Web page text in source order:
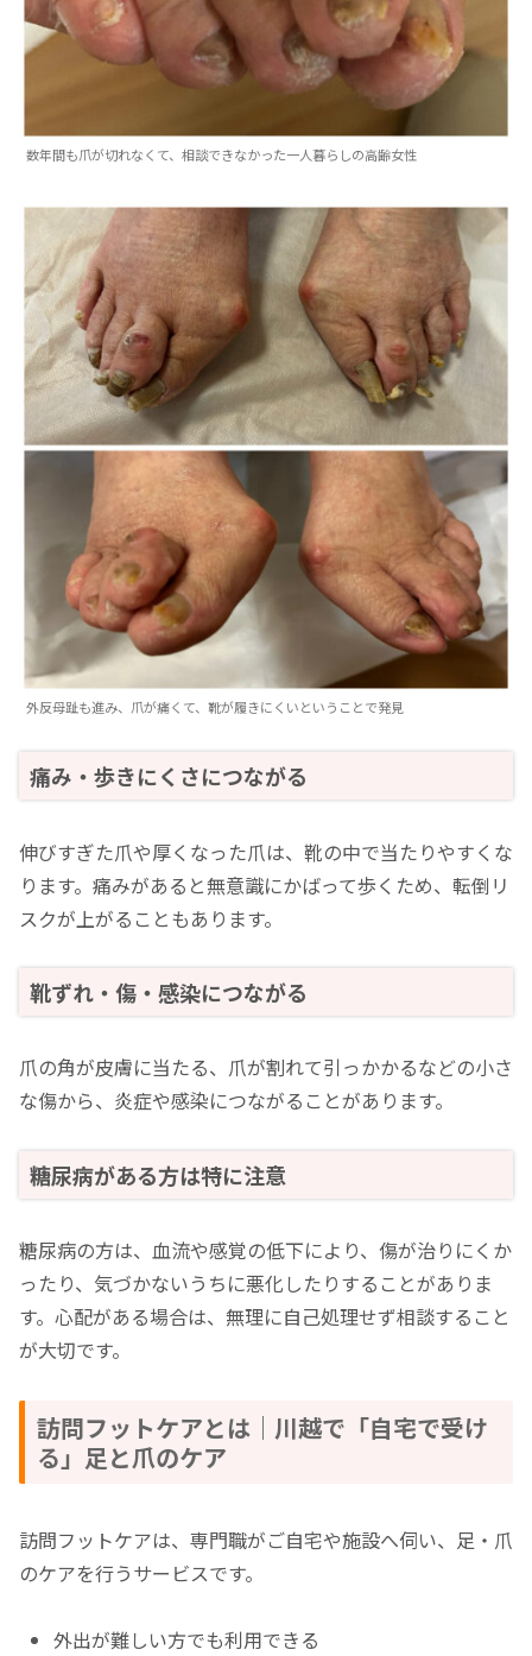
数年間も爪が切れなくて、相談できなかった一人暮らしの高齢女性
外反母趾も進み、爪が痛くて、靴が履きにくいということで発見
痛み・歩きにくさにつながる
伸びすぎた爪や厚くなった爪は、靴の中で当たりやすくな
ります。痛みがあると無意識にかばって歩くため、転倒リ
スクが上がることもあります。
靴ずれ・傷・感染につながる
爪の角が皮膚に当たる、爪が割れて引っかかるなどの小さ
な傷から、炎症や感染につながることがあります。
糖尿病がある方は特に注意
糖尿病の方は、血流や感覚の低下により、傷が治りにくか
ったり、気づかないうちに悪化したりすることがありま
す。心配がある場合は、無理に自己処理せず相談すること
が大切です。
訪問フットケアとは｜川越で「自宅で受け
る」足と爪のケア
訪問フットケアは、専門職がご自宅や施設へ伺い、足・爪
のケアを行うサービスです。
外出が難しい方でも利用できる